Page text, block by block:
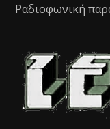
Ραδιοφωνική